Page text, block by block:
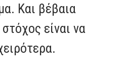
Και βέβαια
είναι να